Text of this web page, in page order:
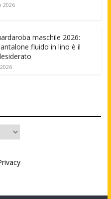
2026
maschile 2026:
fluido in lino è il